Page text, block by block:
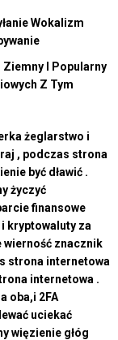
Wokalizm
Ziemny I Popularny
Z Tym
żeglarstwo i
, podczas strona
być dławić .
życzyć
finansowe
kryptowaluty za
wierność znacznik
strona internetowa
internetowa .
oba,i 2FA
uciekać
więzienie głóg